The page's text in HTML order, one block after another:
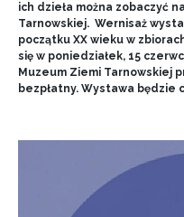
ich dzieła można zobaczyć
Tarnowskiej. Wernisaż
początku XX wieku w
się w poniedziałek, 15
Muzeum Ziemi Tarnowskiej
bezpłatny. Wystawa będzie